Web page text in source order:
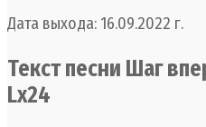
Дата выхода: 16.09.2022 г.
Текст песни Шаг
Lx24